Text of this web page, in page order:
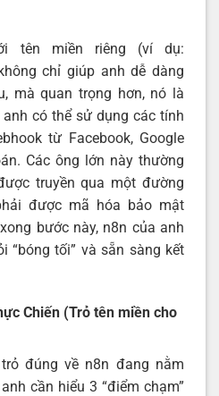
tên miền riêng (ví dụ:
chỉ giúp anh dễ dàng
mà quan trọng hơn, nó là
có thể sử dụng các tính
từ Facebook, Google
Các ông lớn này thường
truyền qua một đường
được mã hóa bảo mật
bước này, n8n của anh
“bóng tối” và sẵn sàng kết
Chiến (Trỏ tên miền cho
đúng về n8n đang nằm
cần hiểu 3 “điểm chạm”